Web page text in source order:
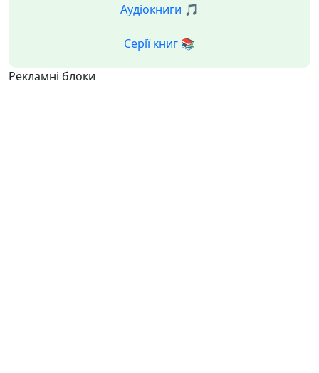
Аудіокниги 🎵
Серії книг 📚
Рекламні блоки